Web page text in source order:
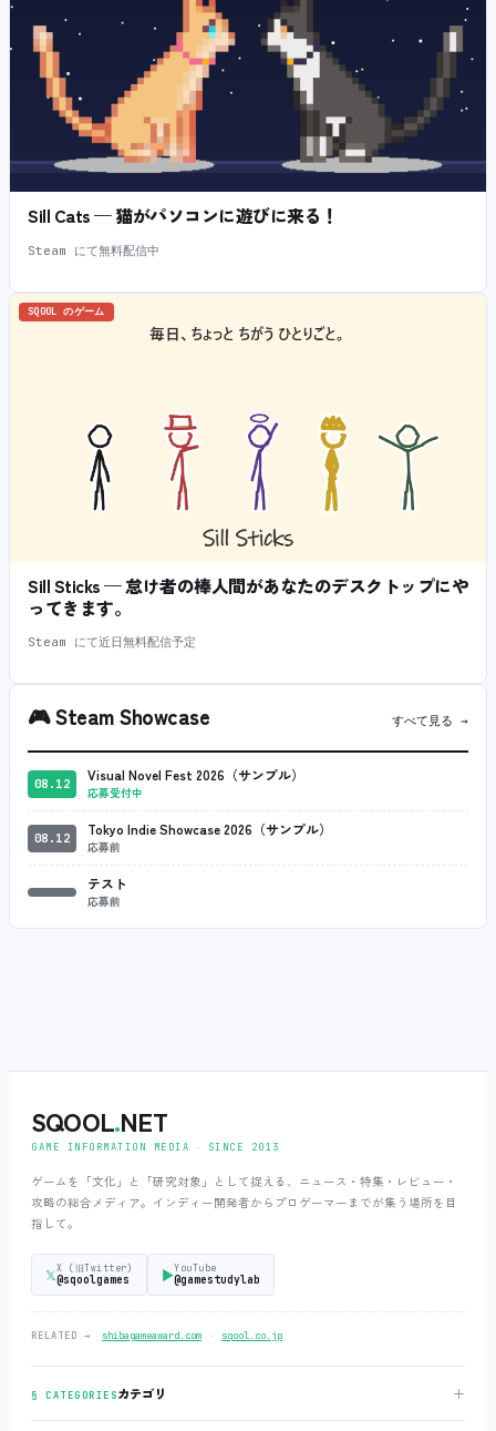
Sill Cats — 猫がパソコンに遊びに来る！
Steam にて無料配信中
SQOOL のゲーム
Sill Sticks — 怠け者の棒人間があなたのデスクトップにや
ってきます。
Steam にて近日無料配信予定
🎮Steam Showcase すべて見る →
08.12 Visual Novel Fest 2026（サンプル）
応募受付中
08.12 Tokyo Indie Showcase 2026（サンプル）
応募前
テスト
応募前
SQOOL.NET
GAME INFORMATION MEDIA ‧ SINCE 2013
ゲームを「文化」と「研究対象」として捉える、ニュース・特集・レビュー・
攻略の総合メディア。インディー開発者からプロゲーマーまでが集う場所を目
指して。
𝕏X (旧Twitter)
@sqoolgames ▶YouTube
@gamestudylab
RELATED → shibagameaward.com ‧ sqool.co.jp
§ CATEGORIESカテゴリ ＋